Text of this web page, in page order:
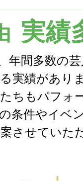
実績
年間多数の
実績があり
ちもパフォ
条件やイベ
させていた